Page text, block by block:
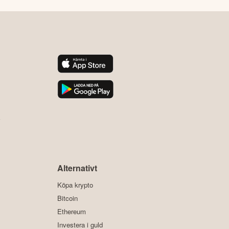
Alternativt
Köpa krypto
Bitcoin
Ethereum
Investera i guld